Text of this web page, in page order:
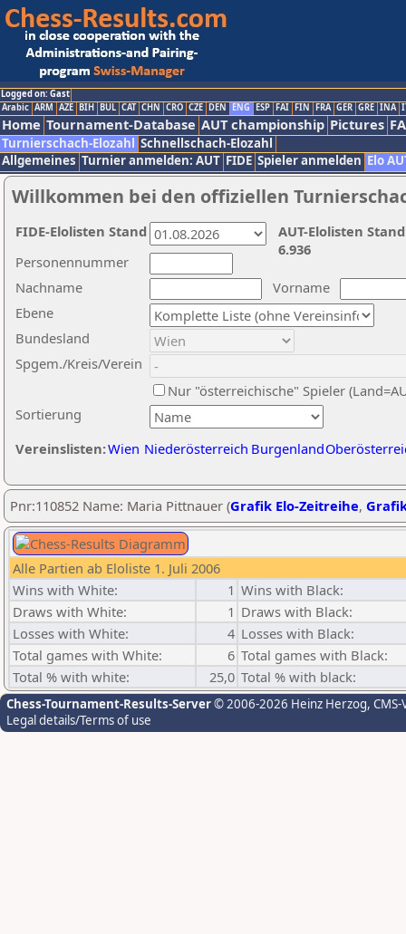
Logged on: Gast
Arabic ARM AZE BIH BUL CAT CHN CRO CZE DEN ENG ESP FAI FIN FRA GER GRE INA
Home Tournament-Database AUT championship Pictures
Turnierschach-Elozahl Schnellschach-Elozahl
Allgemeines Turnier anmelden: AUT FIDE Spieler anmelden Elo
Willkommen bei den offiziellen
Nachname
Vorname
Ebene
Sortierung
Personennummer
Bundesland
Spgem./Kreis/Verein
Nur "österreichische" Spieler
Vereinslisten:Wien Niederösterreich Burgenland
AUT-Elolisten
6.936
FIDE-Elolisten Stand
Pnr:110852 Name: Maria Pittnauer (Grafik Elo-Zeitreihe,
Alle Partien ab Eloliste 1. Juli 2006
Wins with White:
1 Wins with Black:
Draws with White:
1 Draws with Black:
Losses with White:
4 Losses with Black:
Total games with White:
6 Total games with Black:
Total % with white:
25,0 Total % with black:
Chess-Tournament-Results-Server© 2006-2026 Heinz Herzog,
Legal details/Terms of use